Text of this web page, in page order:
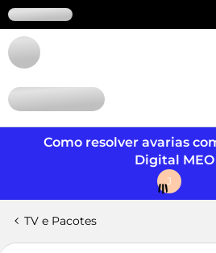
Como resolver avarias
Digital MEO
J
TV e Pacotes